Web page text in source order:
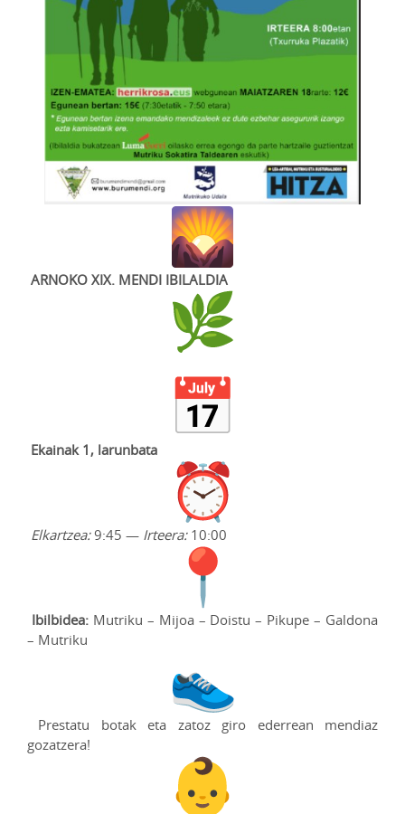
ARNOKO XIX. MENDI IBILALDIA
Ekainak 1, larunbata
Elkartzea:9:45 — Irteera:10:00
Ibilbidea:Mutriku – Mijoa – Doistu – Pikupe – Galdona
– Mutriku
Prestatu botak eta zatoz giro ederrean mendiaz
gozatzera!